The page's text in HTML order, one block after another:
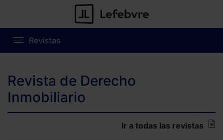
Revistas
Revista de Derecho
Inmobiliario
Ir a todas las revistas